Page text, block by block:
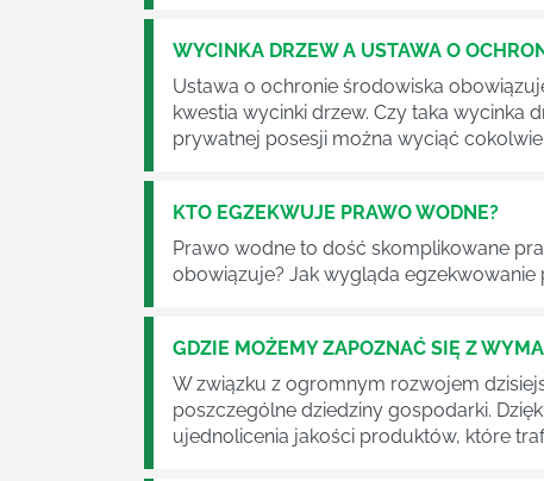
WYCINKA DRZEW A USTAWA O
Ustawa o ochronie środowiska
kwestia wycinki drzew. Czy taka wycinka
prywatnej posesji można wyciąć
KTO EGZEKWUJE PRAWO WODNE?
Prawo wodne to dość skomplikowane
obowiązuje? Jak wygląda
GDZIE MOŻEMY ZAPOZNAĆ SIĘ Z
W związku z ogromnym rozwojem
poszczególne dziedziny gospodarki.
ujednolicenia jakości produktów, które